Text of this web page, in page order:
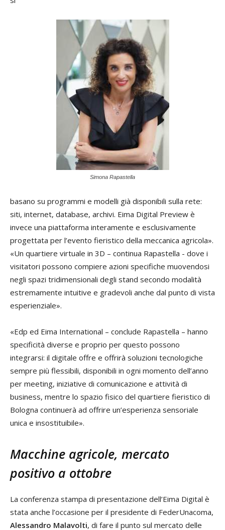
Simona Rapastella
basano su programmi e modelli già disponibili sulla rete:
siti, internet, database, archivi. Eima Digital Preview è
invece una piattaforma interamente e esclusivamente
progettata per l’evento fieristico della meccanica agricola».
«Un quartiere virtuale in 3D – continua Rapastella - dove i
visitatori possono compiere azioni specifiche muovendosi
negli spazi tridimensionali degli stand secondo modalità
estremamente intuitive e gradevoli anche dal punto di vista
esperienziale».
«Edp ed Eima International – conclude Rapastella – hanno
specificità diverse e proprio per questo possono
integrarsi: il digitale offre e offrirà soluzioni tecnologiche
sempre più flessibili, disponibili in ogni momento dell’anno
per meeting, iniziative di comunicazione e attività di
business, mentre lo spazio fisico del quartiere fieristico di
Bologna continuerà ad offrire un’esperienza sensoriale
unica e insostituibile».
Macchine agricole, mercato
positivo a ottobre
La conferenza stampa di presentazione dell’Eima Digital è
stata anche l’occasione per il presidente di FederUnacoma,
Alessandro Malavolti, di fare il punto sul mercato delle